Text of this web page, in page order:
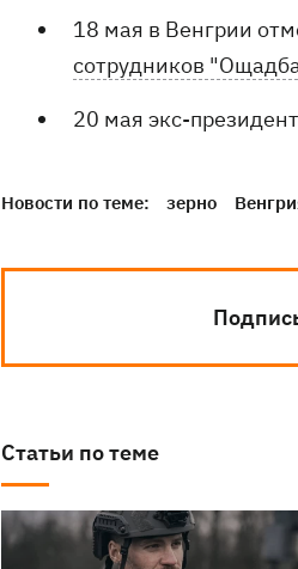
18 мая в Венгрии
сотрудников
20 мая экс-
Новости по теме: зерно
Статьи по теме